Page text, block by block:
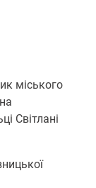
міського
Світлані